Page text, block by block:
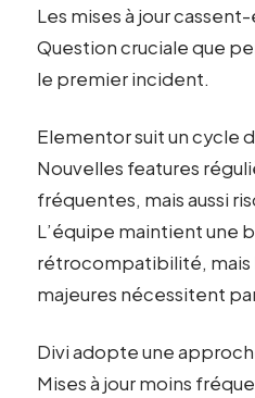
Les mises à jour
Question cruciale que
le premier incident.
Elementor suit un cycle
Nouvelles features
fréquentes, mais aussi
L’équipe maintient une
rétrocompatibilité, mais
majeures nécessitent
Divi adopte une
Mises à jour moins